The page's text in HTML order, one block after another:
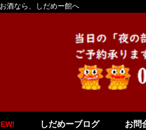
酒なら、しだめー館へ
しだめーブログ お問